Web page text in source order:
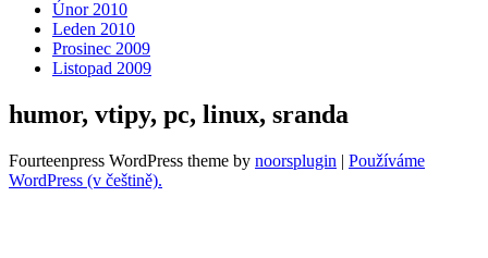
Únor 2010
Leden 2010
Prosinec 2009
Listopad 2009
humor, vtipy, pc, linux, sranda
Fourteenpress WordPress theme by noorsplugin | Používáme
WordPress (v češtině).